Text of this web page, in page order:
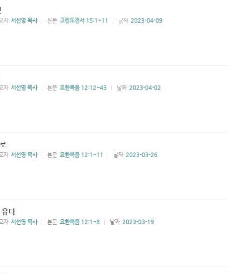
자 서선영 목사 본문 고린도전서 15:1~11 날짜 2023-04-09
자 서선영 목사 본문 요한복음 12:12~43 날짜 2023-04-02
자 서선영 목사 본문 요한복음 12:1~11 날짜 2023-03-26
다
자 서선영 목사 본문 요한복음 12:1~8 날짜 2023-03-19